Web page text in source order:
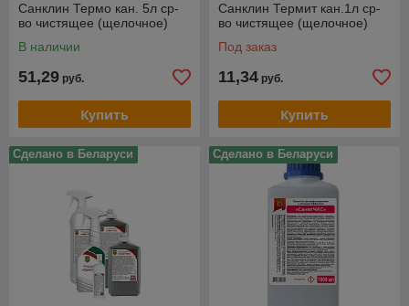
Санклин Термо кан. 5л ср-
во чистящее (щелочное)
В наличии
51,29 руб.
Купить
Санклин Термит кан.1л ср-
во чистящее (щелочное)
Под заказ
11,34 руб.
Купить
Сделано в Беларуси Сделано в Беларуси